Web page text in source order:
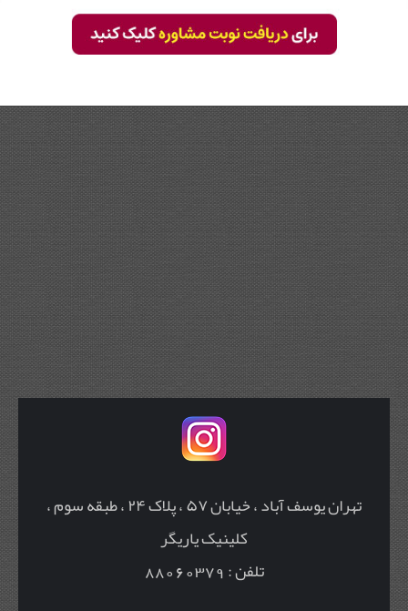
تهران یوسف آباد ، خیابان ۵۷ ، پلاک ۲۴ ، طبقه سوم ،
کلینیک یاریگر
تلفن : 88060379